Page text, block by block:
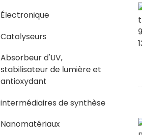
Électronique
Catalyseurs
Absorbeur d'UV,
stabilisateur de lumière et
antioxydant
intermédiaires de synthèse
Nanomatériaux